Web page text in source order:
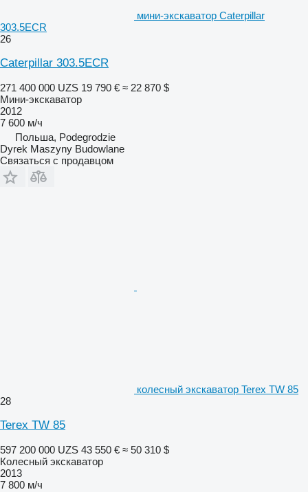
мини-экскаватор Caterpillar
303.5ECR
26
Caterpillar 303.5ECR
271 400 000 UZS 19 790 € ≈ 22 870 $
Мини-экскаватор
2012
7 600 м/ч
Польша, Podegrodzie
Dyrek Maszyny Budowlane
Связаться с продавцом
колесный экскаватор Terex TW 85
28
Terex TW 85
597 200 000 UZS 43 550 € ≈ 50 310 $
Колесный экскаватор
2013
7 800 м/ч